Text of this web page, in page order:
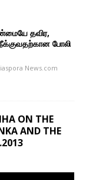
தவிர,
போலி
News.com
ON THE
AND THE